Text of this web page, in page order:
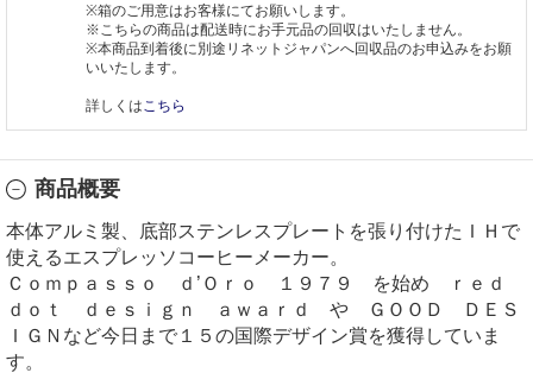
※箱のご用意はお客様にてお願いします。
※こちらの商品は配送時にお手元品の回収はいたしません。
※本商品到着後に別途リネットジャパンへ回収品のお申込みをお願
いいたします。
詳しくはこちら
商品概要
本体アルミ製、底部ステンレスプレートを張り付けたＩＨで
使えるエスプレッソコーヒーメーカー。
Ｃｏｍｐａｓｓｏ ｄ’Ｏｒｏ １９７９ を始め ｒｅｄ
ｄｏｔ ｄｅｓｉｇｎ ａｗａｒｄ や ＧＯＯＤ ＤＥＳ
ＩＧＮなど今日まで１５の国際デザイン賞を獲得していま
す。